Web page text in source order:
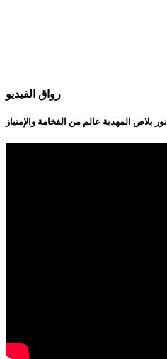
رواق الفيديو
نور بلاص المهدية عالم من الفخامة والإمتياز